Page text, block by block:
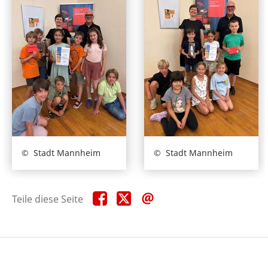
Stadt Mannheim Stadt Mannheim
Teile diese Seite Teile
diese
Teile
diese